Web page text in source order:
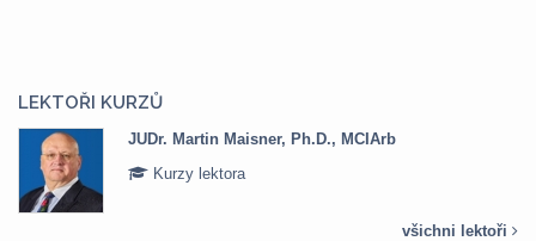
LEKTOŘI KURZŮ
JUDr. Martin Maisner, Ph.D., MCIArb
Kurzy lektora
všichni lektoři